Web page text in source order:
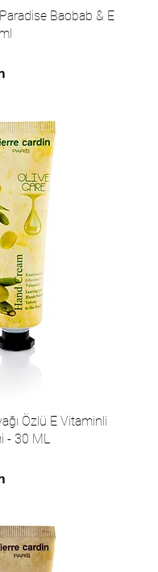
Baobab & E
Özlü E Vitaminli
- 30 ML